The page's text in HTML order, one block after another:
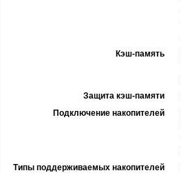
Кэш-память
Защита кэш-памяти
Подключение накопителей
Типы поддерживаемых накопителей